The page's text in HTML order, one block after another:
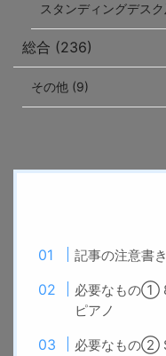
スタンディングデス
総合 (236)
その他 (9)
記事の注意書き
必要なもの①
ピアノ
必要なもの②